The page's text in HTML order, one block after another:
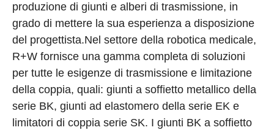
produzione di giunti e alberi di trasmissione, in
grado di mettere la sua esperienza a disposizione
del progettista.Nel settore della robotica medicale,
R+W fornisce una gamma completa di soluzioni
per tutte le esigenze di trasmissione e limitazione
della coppia, quali: giunti a soffietto metallico della
serie BK, giunti ad elastomero della serie EK e
limitatori di coppia serie SK. I giunti BK a soffietto